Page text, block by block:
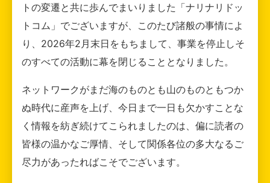
トの変遷と共に歩んでまいりました「ナリナリドッ
トコム」でございますが、このたび諸般の事情によ
り、2026年2月末日をもちまして、事業を停止しそ
のすべての活動に幕を閉じることとなりました。
ネットワークがまだ海のものとも山のものともつか
ぬ時代に産声を上げ、今日まで一日も欠かすことな
く情報を紡ぎ続けてこられましたのは、偏に読者の
皆様の温かなご厚情、そして関係各位の多大なるご
尽力があったればこそでございます。